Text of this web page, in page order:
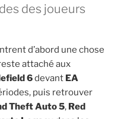
des joueurs
d’abord une chose
attaché aux
6devant EA
puis retrouver
Theft Auto 5, Red